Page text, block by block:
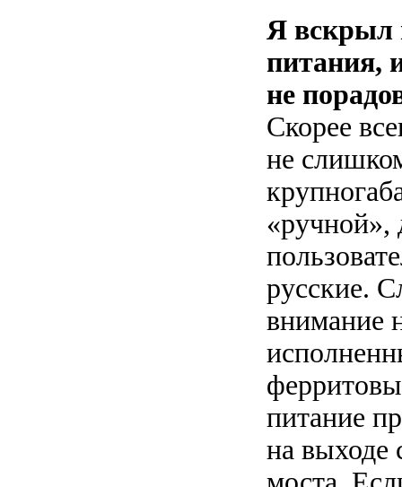
Я вскрыл
питания,
не
Скорее
не
«ручной»,
русские.
внимание
питание
на выходе